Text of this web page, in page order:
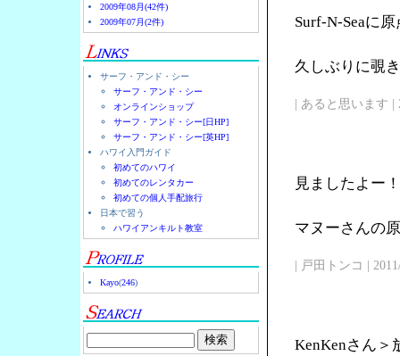
2009年08月(42件)
2009年07月(2件)
サーフ・アンド・シー
サーフ・アンド・シー
オンラインショップ
サーフ・アンド・シー[日HP]
サーフ・アンド・シー[英HP]
ハワイ入門ガイド
初めてのハワイ
初めてのレンタカー
初めての個人手配旅行
日本で習う
ハワイアンキルト教室
Kayo(246)
Surf-N-Seaに
久しぶりに覗
| あると思います |
見ましたよー！
マヌーさんの
| 戸田トンコ |
KenKenさん＞